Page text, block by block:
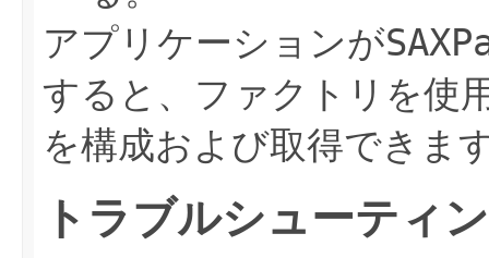
アプリケーションが
すると、ファクトリを使
を構成および取得できま
トラブルシューティ